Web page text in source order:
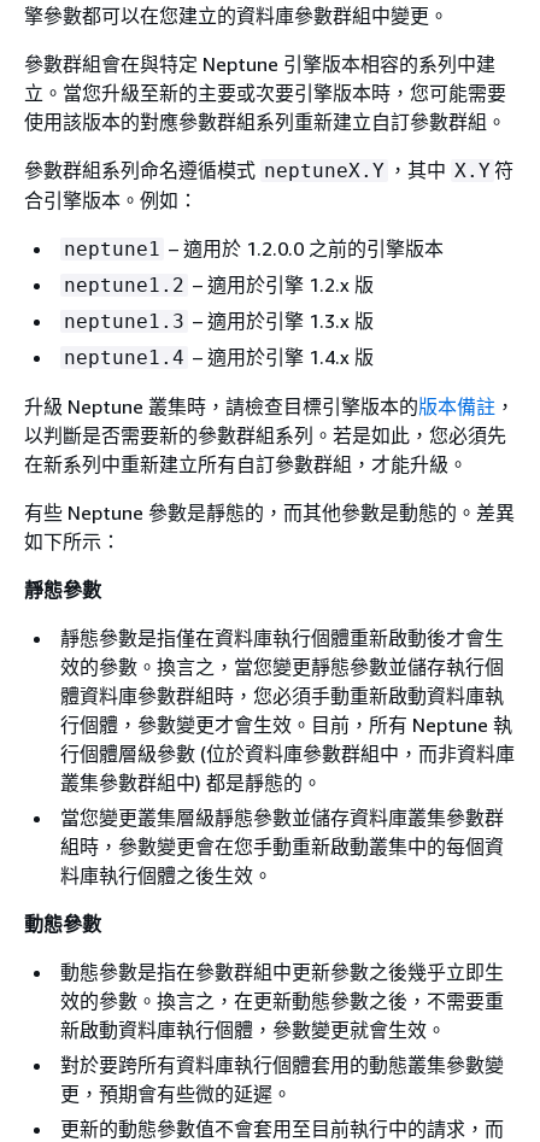
擎參數都可以在您建立的資料庫參數群組中變更。
參數群組會在與特定 Neptune 引擎版本相容的系列中建
立。當您升級至新的主要或次要引擎版本時，您可能需要
使用該版本的對應參數群組系列重新建立自訂參數群組。
參數群組系列命名遵循模式 neptuneX.Y ，其中 X.Y符
合引擎版本。例如：
neptune1 – 適用於 1.2.0.0 之前的引擎版本
neptune1.2 – 適用於引擎 1.2.x 版
neptune1.3 – 適用於引擎 1.3.x 版
neptune1.4 – 適用於引擎 1.4.x 版
升級 Neptune 叢集時，請檢查目標引擎版本的版本備註 ，
以判斷是否需要新的參數群組系列。若是如此，您必須先
在新系列中重新建立所有自訂參數群組，才能升級。
有些 Neptune 參數是靜態的，而其他參數是動態的。差異
如下所示：
靜態參數
靜態參數是指僅在資料庫執行個體重新啟動後才會生
效的參數。換言之，當您變更靜態參數並儲存執行個
體資料庫參數群組時，您必須手動重新啟動資料庫執
行個體，參數變更才會生效。目前，所有 Neptune 執
行個體層級參數 (位於資料庫參數群組中，而非資料庫
叢集參數群組中) 都是靜態的。
當您變更叢集層級靜態參數並儲存資料庫叢集參數群
組時，參數變更會在您手動重新啟動叢集中的每個資
料庫執行個體之後生效。
動態參數
動態參數是指在參數群組中更新參數之後幾乎立即生
效的參數。換言之，在更新動態參數之後，不需要重
新啟動資料庫執行個體，參數變更就會生效。
對於要跨所有資料庫執行個體套用的動態叢集參數變
更，預期會有些微的延遲。
更新的動態參數值不會套用至目前執行中的請求，而